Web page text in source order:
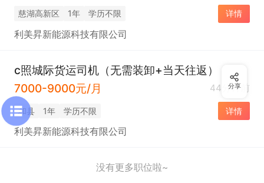
慈湖高新区 1年 学历不限 详情
利美昇新能源科技有限公司
c照城际货运司机（无需装卸+当天往返）
7000-9000元/月
44分钟前
和县 1年 学历不限 详情
利美昇新能源科技有限公司
没有更多职位啦~
分享